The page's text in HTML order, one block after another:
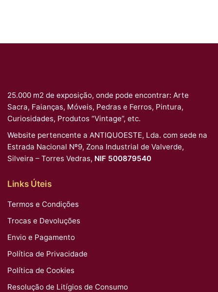
25.000 m2 de exposição, onde pode encontrar: Arte
Sacra, Faianças, Móveis, Pedras e Ferros, Pintura,
Curiosidades, Produtos “Vintage”, etc.
Website pertencente a ANTIQUOESTE, Lda. com sede na
Estrada Nacional Nº9, Zona Industrial de Valverde,
Silveira – Torres Vedras, NIF 500879540
Links Úteis
Termos e Condições
Trocas e Devoluções
Envio e Pagamento
Política de Privacidade
Política de Cookies
Resolução de Litígios de Consumo